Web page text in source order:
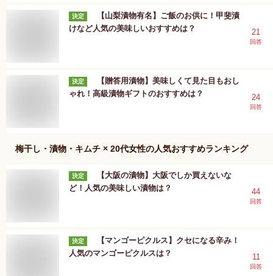
決定
【山梨漬物有名】ご飯のお供に！甲斐漬
けなど人気の美味しいおすすめは？
21
回答
決定
【贈答用漬物】美味しくて見た目もおし
ゃれ！高級漬物ギフトのおすすめは？
24
回答
梅干し・漬物・キムチ × 20代女性の人気おすすめランキング
決定
【大阪の漬物】大阪でしか買えないな
ど！人気の美味しい漬物は？
44
回答
決定
【マンゴーピクルス】クセになる辛み！
人気のマンゴーピクルスは？
11
回答